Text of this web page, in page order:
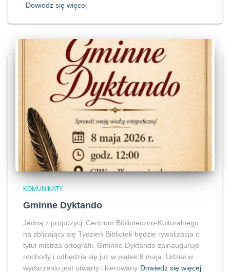
Dowiedz się więcej
KOMUNIKATY
Gminne Dyktando
Jedną z propozycji Centrum Biblioteczno-Kulturalnego
na zbliżający się Tydzień Bibliotek będzie rywalizacja o
tytuł mistrza ortografii. Gminne Dyktando zainauguruje
obchody i odbędzie się już w piątek 8 maja. Udział w
wydarzeniu jest otwarty i kierowany Dowiedz się więcej